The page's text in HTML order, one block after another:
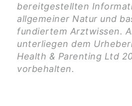
bereitgestellten
allgemeiner Natur und
fundiertem Arztwissen.
unterliegen dem
Health & Parenting Ltd
vorbehalten.